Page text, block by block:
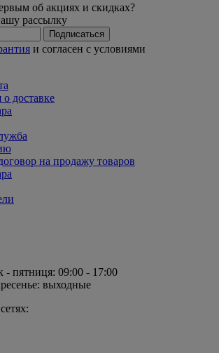
об акциях и скидках?
рассылку
Подписаться
и согласен с условиями
доставке
на продажу товаров
- пятниця: 09:00 - 17:00
выходные